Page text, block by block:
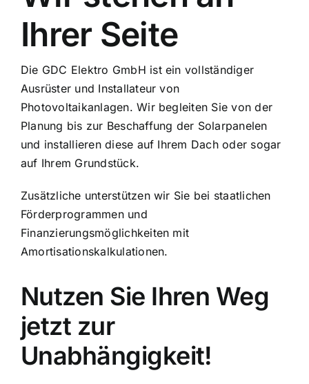
Ihrer Seite
Die GDC Elektro GmbH ist ein vollständiger
Ausrüster und Installateur von
Photovoltaikanlagen. Wir begleiten Sie von der
Planung bis zur Beschaffung der Solarpanelen
und installieren diese auf Ihrem Dach oder sogar
auf Ihrem Grundstück.
Zusätzliche unterstützen wir Sie bei staatlichen
Förderprogrammen und
Finanzierungsmöglichkeiten mit
Amortisationskalkulationen.
Nutzen Sie Ihren Weg
jetzt zur
Unabhängigkeit!